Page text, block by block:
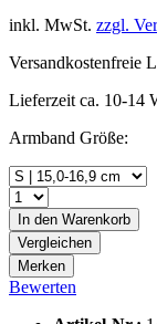
inkl. MwSt. zzgl.
Versandkostenfreie
Lieferzeit ca. 10-14
Armband Größe:
In den Warenkorb
Vergleichen
Merken
Bewerten